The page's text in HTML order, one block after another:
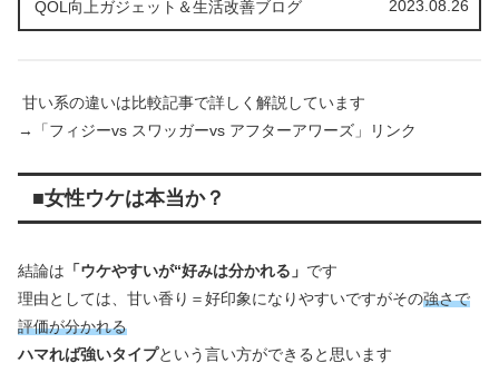
QOL向上ガジェット＆生活改善ブログ 2023.08.26
甘い系の違いは比較記事で詳しく解説しています
→「フィジーvs スワッガーvs アフターアワーズ」リンク
■女性ウケは本当か？
結論は 「ウケやすいが“好みは分かれる」 です
理由としては、甘い香り＝好印象になりやすいですがその強さで
評価が分かれる
ハマれば強いタイプという言い方ができると思います